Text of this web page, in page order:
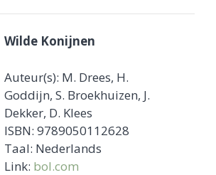
Wilde Konijnen
Auteur(s): M. Drees, H.
Goddijn, S. Broekhuizen, J.
Dekker, D. Klees
ISBN: 9789050112628
Taal: Nederlands
Link: bol.com